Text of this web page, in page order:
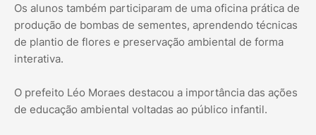
Os alunos também participaram de uma oficina prática de
produção de bombas de sementes, aprendendo técnicas
de plantio de flores e preservação ambiental de forma
interativa.
O prefeito Léo Moraes destacou a importância das ações
de educação ambiental voltadas ao público infantil.